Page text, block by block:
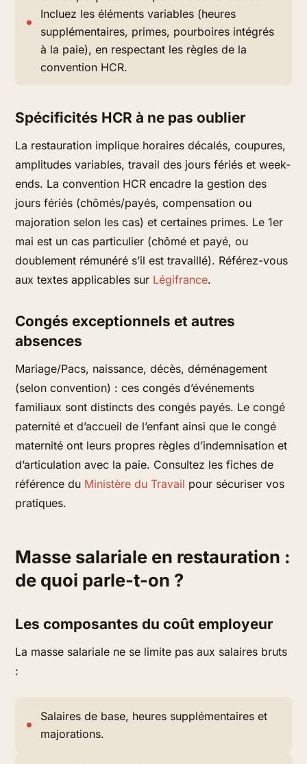
Incluez les éléments variables (heures
supplémentaires, primes, pourboires intégrés
à la paie), en respectant les règles de la
convention HCR.
Spécificités HCR à ne pas oublier
La restauration implique horaires décalés, coupures,
amplitudes variables, travail des jours fériés et week-
ends. La convention HCR encadre la gestion des
jours fériés (chômés/payés, compensation ou
majoration selon les cas) et certaines primes. Le 1er
mai est un cas particulier (chômé et payé, ou
doublement rémunéré s’il est travaillé). Référez-vous
aux textes applicables sur Légifrance.
Congés exceptionnels et autres
absences
Mariage/Pacs, naissance, décès, déménagement
(selon convention) : ces congés d’événements
familiaux sont distincts des congés payés. Le congé
paternité et d’accueil de l’enfant ainsi que le congé
maternité ont leurs propres règles d’indemnisation et
d’articulation avec la paie. Consultez les fiches de
référence du Ministère du Travail pour sécuriser vos
pratiques.
Masse salariale en restauration :
de quoi parle-t-on ?
Les composantes du coût employeur
La masse salariale ne se limite pas aux salaires bruts
:
Salaires de base, heures supplémentaires et
majorations.